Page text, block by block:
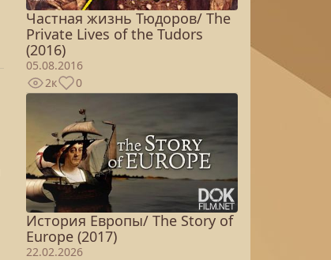
Частная жизнь Тюдоров/ The
Private Lives of the Tudors
(2016)
05.08.2016
2к
0
История Европы/ The Story of
Europe (2017)
22.02.2026